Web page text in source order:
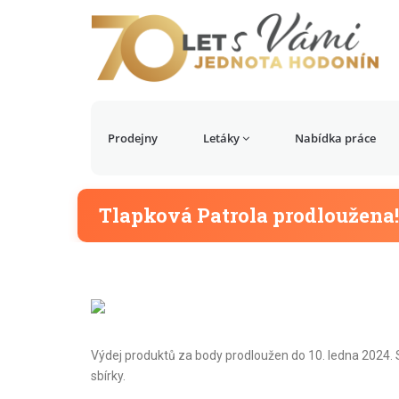
Prodejny Letáky Nabídka práce
Tlapková Patrola prodloužena!
Výdej produktů za body prodloužen do 10. ledna
sbírky.